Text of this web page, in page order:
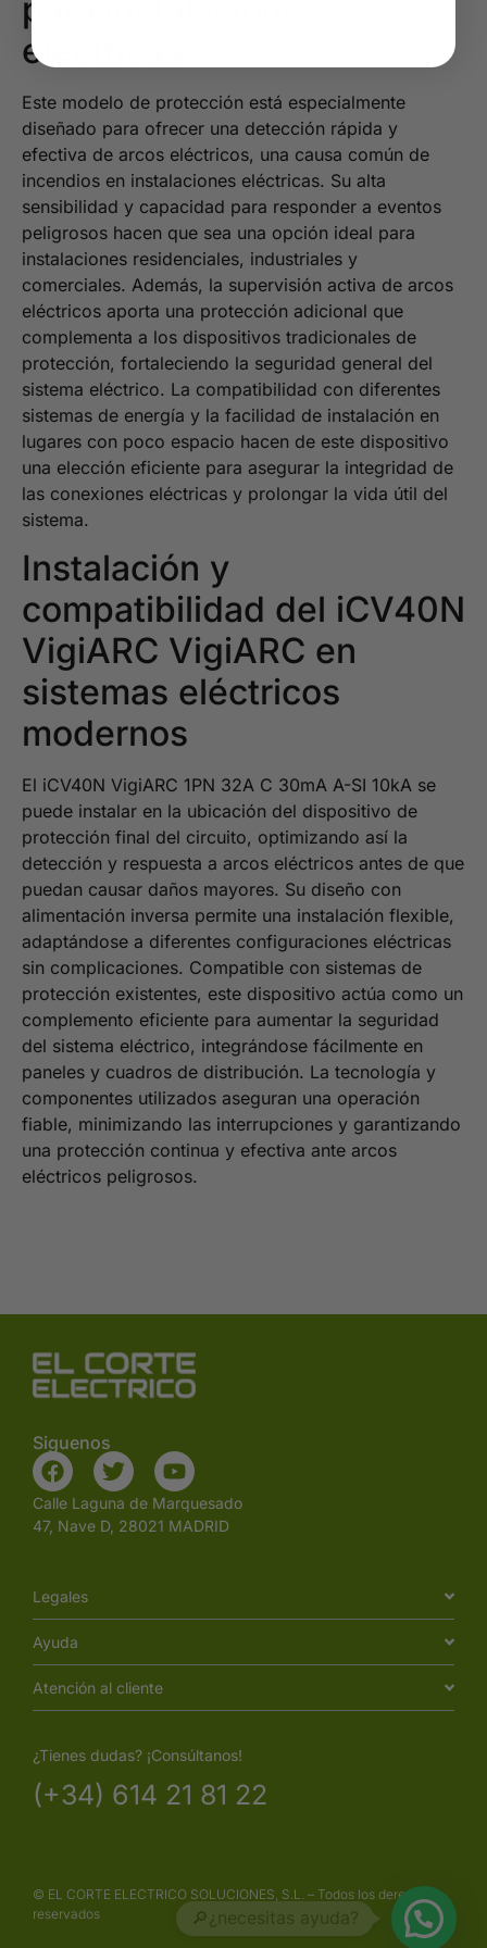
para instalaciones
eléctricas
Este modelo de protección está especialmente
diseñado para ofrecer una detección rápida y
efectiva de arcos eléctricos, una causa común de
incendios en instalaciones eléctricas. Su alta
sensibilidad y capacidad para responder a eventos
peligrosos hacen que sea una opción ideal para
instalaciones residenciales, industriales y
comerciales. Además, la supervisión activa de arcos
eléctricos aporta una protección adicional que
complementa a los dispositivos tradicionales de
protección, fortaleciendo la seguridad general del
sistema eléctrico. La compatibilidad con diferentes
sistemas de energía y la facilidad de instalación en
lugares con poco espacio hacen de este dispositivo
una elección eficiente para asegurar la integridad de
las conexiones eléctricas y prolongar la vida útil del
sistema.
Instalación y
compatibilidad del iCV40N
VigiARC VigiARC en
sistemas eléctricos
modernos
El iCV40N VigiARC 1PN 32A C 30mA A-SI 10kA se
puede instalar en la ubicación del dispositivo de
protección final del circuito, optimizando así la
detección y respuesta a arcos eléctricos antes de que
puedan causar daños mayores. Su diseño con
alimentación inversa permite una instalación flexible,
adaptándose a diferentes configuraciones eléctricas
sin complicaciones. Compatible con sistemas de
protección existentes, este dispositivo actúa como un
complemento eficiente para aumentar la seguridad
del sistema eléctrico, integrándose fácilmente en
paneles y cuadros de distribución. La tecnología y
componentes utilizados aseguran una operación
fiable, minimizando las interrupciones y garantizando
una protección continua y efectiva ante arcos
eléctricos peligrosos.
Siguenos
Calle Laguna de Marquesado
47, Nave D, 28021 MADRID
Legales
Ayuda
Atención al cliente
¿Tienes dudas? ¡Consúltanos!
(+34) 614 21 81 22
© EL CORTE ELECTRICO SOLUCIONES, S.L. – Todos los derechos
reservados